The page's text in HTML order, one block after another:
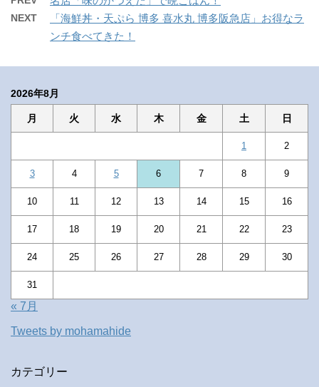
NEXT
「海鮮丼・天ぷら 博多 喜水丸 博多阪急店」お得なラ
ンチ食べてきた！
2026年8月
月 火 水 木 金 土 日
1 2
3 4 5 6 7 8 9
10 11 12 13 14 15 16
17 18 19 20 21 22 23
24 25 26 27 28 29 30
31
« 7月
Tweets by mohamahide
カテゴリー